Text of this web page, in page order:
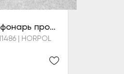
Габаритный фонарь противосолнечного козырька (белый)
| HORPOL